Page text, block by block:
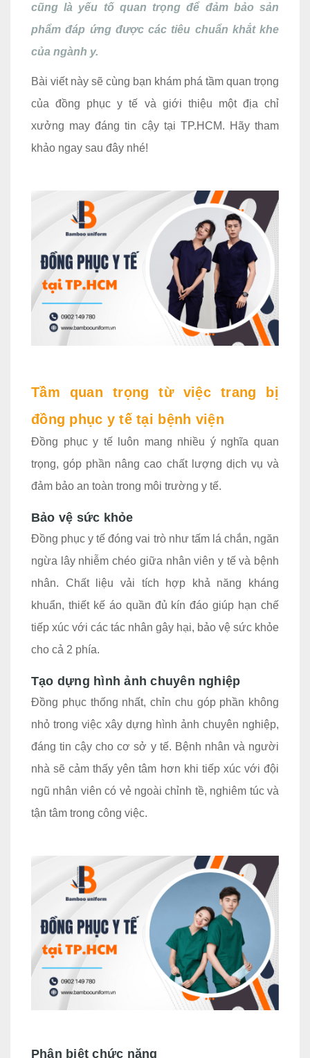
cũng là yếu tố quan trọng để đảm bảo sản
phẩm đáp ứng được các tiêu chuẩn khắt khe
của ngành y.
Bài viết này sẽ cùng bạn khám phá tầm quan trọng
của đồng phục y tế và giới thiệu một địa chỉ
xưởng may đáng tin cậy tại TP.HCM. Hãy tham
khảo ngay sau đây nhé!
Tầm quan trọng từ việc trang bị
đồng phục y tế tại bệnh viện
Đồng phục y tế luôn mang nhiều ý nghĩa quan
trọng, góp phần nâng cao chất lượng dịch vụ và
đảm bảo an toàn trong môi trường y tế.
Bảo vệ sức khỏe
Đồng phục y tế đóng vai trò như tấm lá chắn, ngăn
ngừa lây nhiễm chéo giữa nhân viên y tế và bệnh
nhân. Chất liệu vải tích hợp khả năng kháng
khuẩn, thiết kế áo quần đủ kín đáo giúp hạn chế
tiếp xúc với các tác nhân gây hại, bảo vệ sức khỏe
cho cả 2 phía.
Tạo dựng hình ảnh chuyên nghiệp
Đồng phục thống nhất, chỉn chu góp phần không
nhỏ trong việc xây dựng hình ảnh chuyên nghiệp,
đáng tin cậy cho cơ sở y tế. Bệnh nhân và người
nhà sẽ cảm thấy yên tâm hơn khi tiếp xúc với đội
ngũ nhân viên có vẻ ngoài chỉnh tề, nghiêm túc và
tận tâm trong công việc.
Phân biệt chức năng